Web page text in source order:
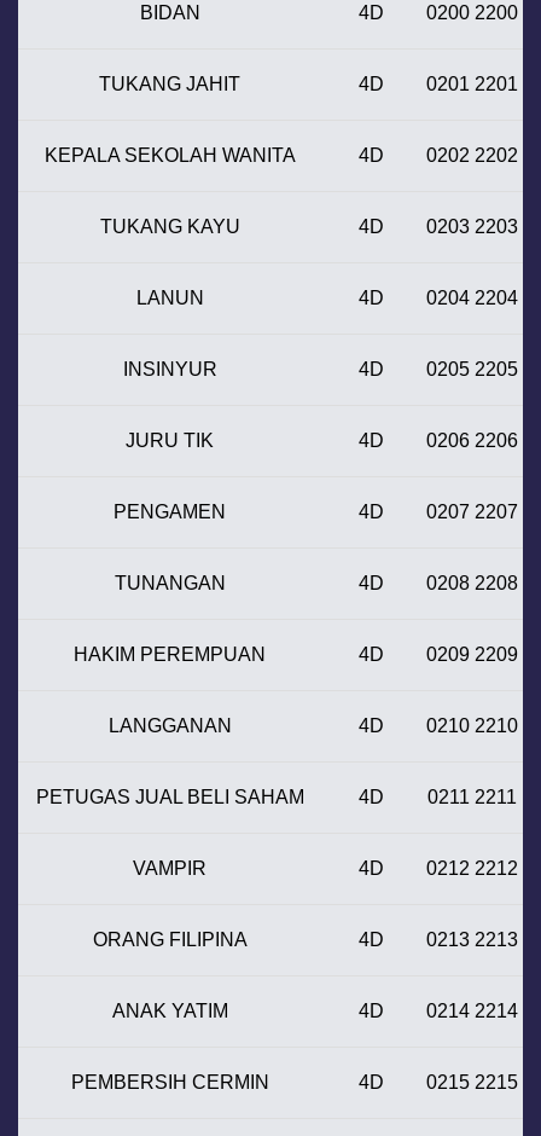
BIDAN 4D 0200 2200
TUKANG JAHIT 4D 0201 2201
KEPALA SEKOLAH WANITA 4D 0202 2202
TUKANG KAYU 4D 0203 2203
LANUN 4D 0204 2204
INSINYUR 4D 0205 2205
JURU TIK 4D 0206 2206
PENGAMEN 4D 0207 2207
TUNANGAN 4D 0208 2208
HAKIM PEREMPUAN 4D 0209 2209
LANGGANAN 4D 0210 2210
PETUGAS JUAL BELI SAHAM 4D 0211 2211
VAMPIR 4D 0212 2212
ORANG FILIPINA 4D 0213 2213
ANAK YATIM 4D 0214 2214
PEMBERSIH CERMIN 4D 0215 2215